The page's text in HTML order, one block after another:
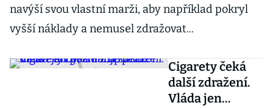
navýší svou vlastní marži, aby například pokryl
vyšší náklady a nemusel zdražovat...
Cigarety čeká
další zdražení.
Vláda jen